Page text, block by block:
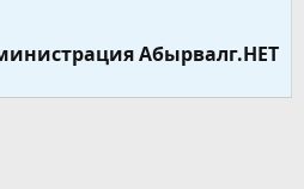
Абырвалг.НЕТ